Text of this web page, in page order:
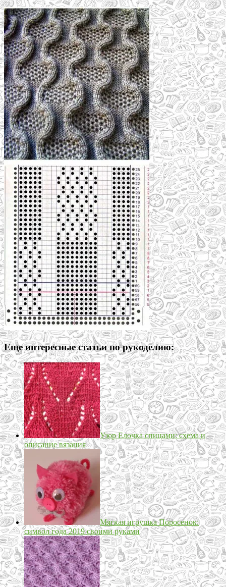
Еще интересные статьи по рукоделию:
Узор Елочка спицами: схема и
описание вязания
Мягкая игрушка Поросенок:
символ года 2019 своими руками